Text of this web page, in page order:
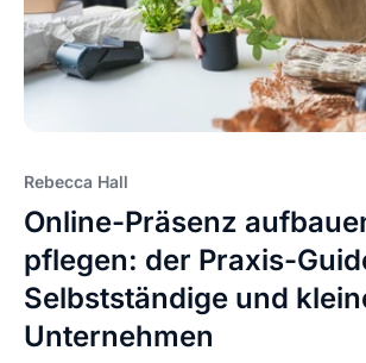
Rebecca Hall
Online-Präsenz
pflegen: der Praxis-
Selbstständige und
Unternehmen